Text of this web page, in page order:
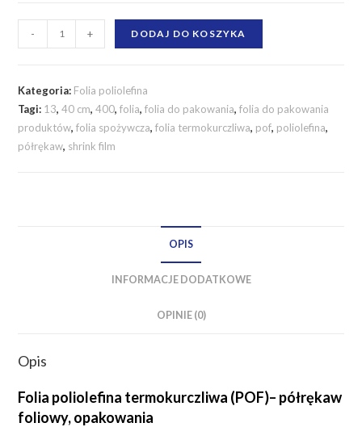
Folia
termokurczliwa
450
mm
/
- + DODAJ DO KOSZYKA
Kategoria: Folia poliolefina
Tagi: 13,40 cm,400,folia,folia do pakowania,folia do pakowania
produktów,folia spożywcza,folia termokurczliwa, pof, poliolefina,
półrękaw, shrink film
OPIS
INFORMACJE DODATKOWE
OPINIE (0)
Opis
Folia poliolefina termokurczliwa (POF)– półrękaw
foliowy, opakowania